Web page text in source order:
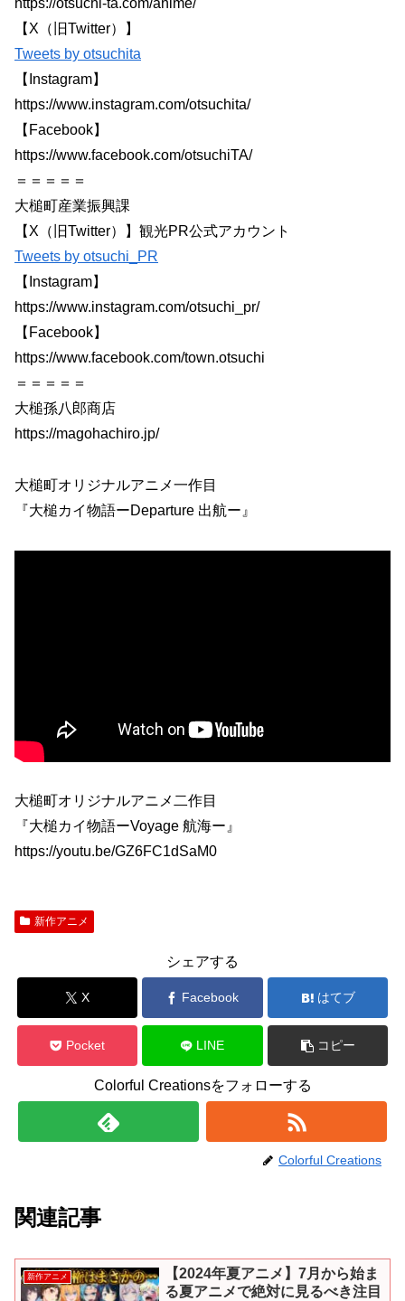
https://otsuchi-ta.com/anime/
【X（旧Twitter）】
Tweets by otsuchita
【Instagram】
https://www.instagram.com/otsuchita/
【Facebook】
https://www.facebook.com/otsuchiTA/
＝＝＝＝＝
大槌町産業振興課
【X（旧Twitter）】観光PR公式アカウント
Tweets by otsuchi_PR
【Instagram】
https://www.instagram.com/otsuchi_pr/
【Facebook】
https://www.facebook.com/town.otsuchi
＝＝＝＝＝
大槌孫八郎商店
https://magohachiro.jp/
大槌町オリジナルアニメ一作目
『大槌カイ物語ーDeparture 出航ー』
大槌町オリジナルアニメ二作目
『大槌カイ物語ーVoyage 航海ー』
https://youtu.be/GZ6FC1dSaM0
新作アニメ
シェアする
X Facebook はてブ
Pocket LINE コピー
Colorful Creationsをフォローする
Colorful Creations
関連記事
新作アニメ
【2024年夏アニメ】7月から始ま
る夏アニメで絶対に見るべき注目